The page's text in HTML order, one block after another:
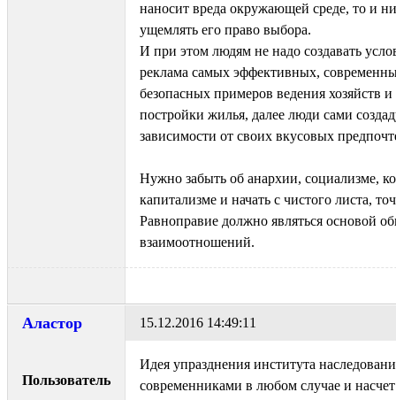
наносит вреда окружающей среде, то и
ущемлять его право выбора.
И при этом людям не надо создавать
реклама самых эффективных,
безопасных примеров ведения хозяйств и
постройки жилья, далее люди сами
зависимости от своих вкусовых
Нужно забыть об анархии, социализме,
капитализме и начать с чистого листа,
Равноправие должно являться основой
взаимоотношений.
Аластор
Пользователь
15.12.2016 14:49:11
Идея упразднения института
современниками в любом случае и